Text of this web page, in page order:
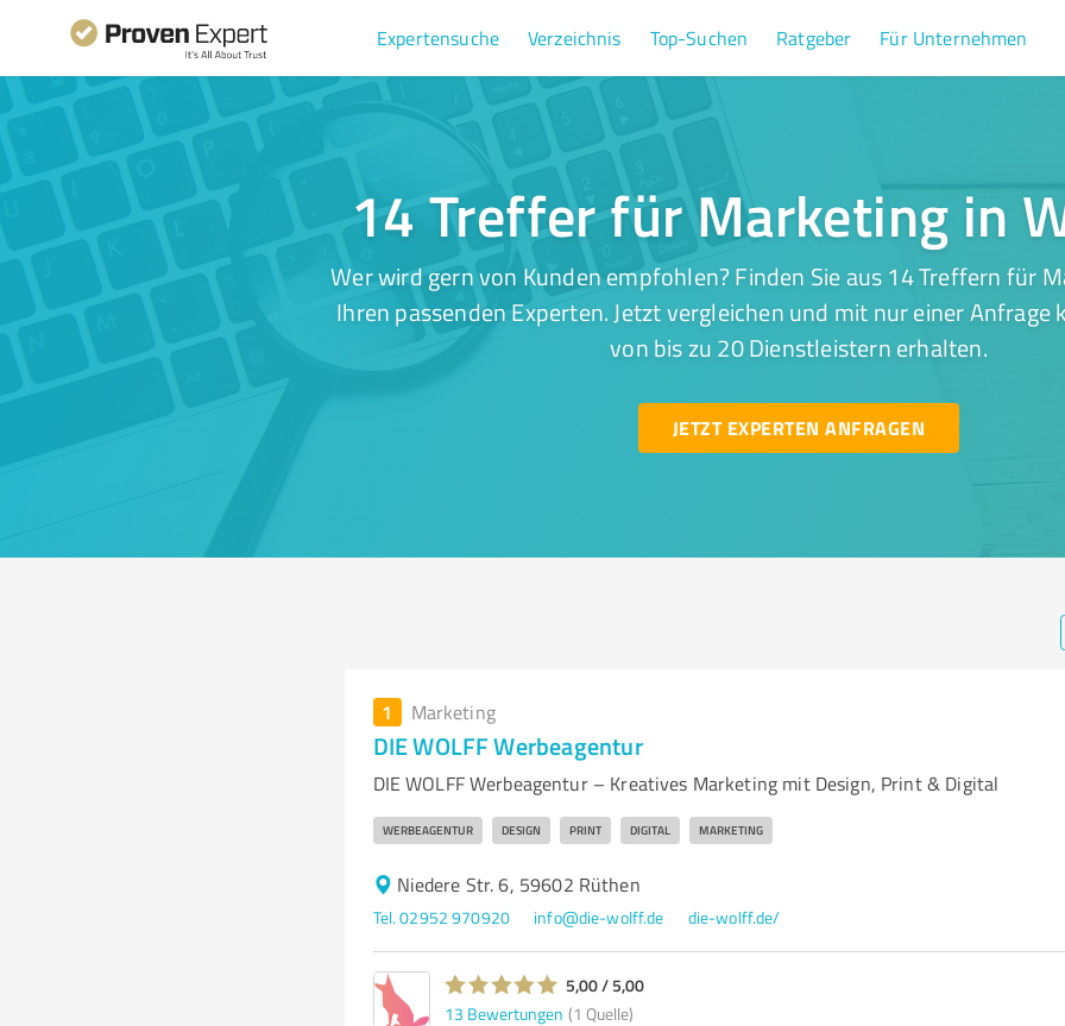
Expertensuche Verzeichnis Top-Suchen Ratgeber Für Unternehmen
14 Treffer für Marketing in
Wer wird gern von Kunden empfohlen? Finden Sie aus 14 Treffern für
Ihren passenden Experten. Jetzt vergleichen und mit nur einer Anfrage
von bis zu 20 Dienstleistern erhalten.
JETZT EXPERTEN ANFRAGEN
1 Marketing
DIE WOLFF Werbeagentur
DIE WOLFF Werbeagentur – Kreatives Marketing mit Design, Print & Digital
WERBEAGENTUR DESIGN PRINT DIGITAL MARKETING
Niedere Str. 6, 59602 Rüthen
Tel. 02952 970920 info@die-wolff.de die-wolff.de/
5,00 / 5,00
13 Bewertungen (1 Quelle)